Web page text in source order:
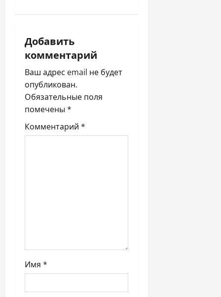
я
п
о
з
а
Добавить
комментарий
Ваш адрес email не будет
опубликован.
Обязательные поля
помечены *
Комментарий *
Имя *